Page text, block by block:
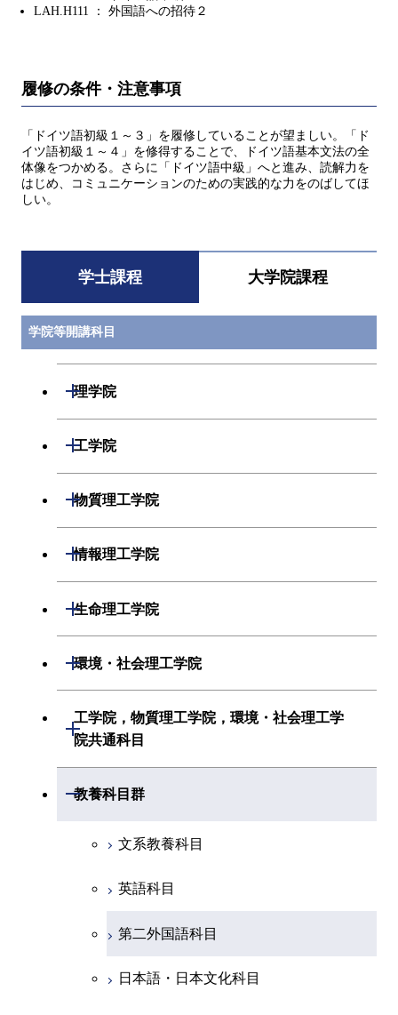
LAH.H111 ： 外国語への招待２
履修の条件・注意事項
「ドイツ語初級１～３」を履修していることが望ましい。「ド
イツ語初級１～４」を修得することで、ドイツ語基本文法の全
体像をつかめる。さらに「ドイツ語中級」へと進み、読解力を
はじめ、コミュニケーションのための実践的な力をのばしてほ
しい。
学士課程 大学院課程
学院等開講科目
理学院
開閉
化学系
初年次専門科目
創造プロセス科目
共通専門科目
工学院
開閉
機械系
電気電子系
経営工学系
初年次専門科目
創造プロセス科目
物質理工学院
開閉
材料系
初年次専門科目
共通専門科目
情報理工学院
開閉
数理・計算科学系
初年次専門科目
創造プロセス科目
共通専門科目
生命理工学院
開閉
生命理工学系
創造プロセス科目
共通専門科目
環境・社会理工学院
開閉
建築学系
融合理工学系
初年次専門科目
創造プロセス科目
共通専門科目
工学院，物質理工学院，環境・社会理工学
院共通科目
開閉
工学院，物質理工学院，環境・社会
教養科目群
開閉
文系教養科目
英語科目
第二外国語科目
日本語・日本文化科目